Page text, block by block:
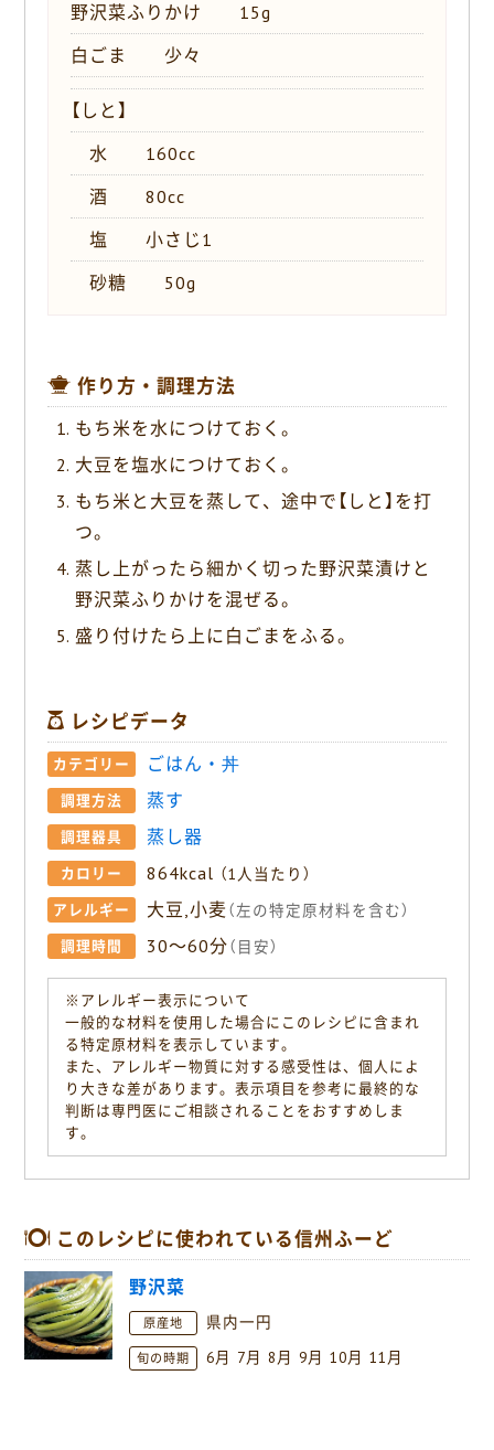
野沢菜ふりかけ 15g
白ごま 少々
【しと】
水 160cc
酒 80cc
塩 小さじ1
砂糖 50g
作り方・調理方法
もち米を水につけておく。
大豆を塩水につけておく。
もち米と大豆を蒸して、途中で【しと】を打
つ。
蒸し上がったら細かく切った野沢菜漬けと
野沢菜ふりかけを混ぜる。
盛り付けたら上に白ごまをふる。
レシピデータ
カテゴリー ごはん・丼
調理方法 蒸す
調理器具 蒸し器
カロリー 864kcal （1人当たり）
アレルギー 大豆,小麦 （左の特定原材料を含む）
調理時間 30〜60分（目安）
※アレルギー表示について
一般的な材料を使用した場合にこのレシピに含まれ
る特定原材料を表示しています。
また、アレルギー物質に対する感受性は、個人によ
り大きな差があります。表示項目を参考に最終的な
判断は専門医にご相談されることをおすすめしま
す。
このレシピに使われている信州ふーど
野沢菜
原産地 県内一円
旬の時期 6月 7月 8月 9月 10月 11月